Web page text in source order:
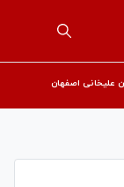
علیخانی اصفهان